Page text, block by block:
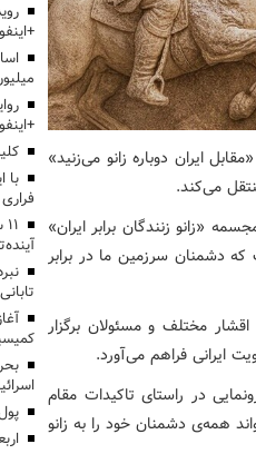
ایران دوباره زانو می‌زنید»
می‌کند.
«زانو زنندگان برابر ایران»
که دشمنان سرزمین ما در برابر
مختلف و مسئولان برگزار
ایرانی فراهم می‌آورد.
در راستای تاکیدات مقام
همه‌ی دشمنان خود را به زانو
با